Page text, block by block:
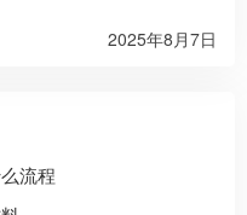
2025年8月7日
流程